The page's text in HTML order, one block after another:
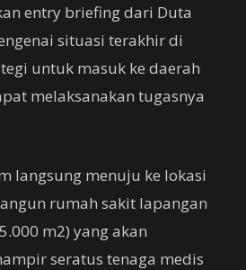
entry briefing dari Duta
situasi terakhir di
untuk masuk ke daerah
melaksanakan tugasnya
langsung menuju ke lokasi
rumah sakit lapangan
m2) yang akan
seratus tenaga medis